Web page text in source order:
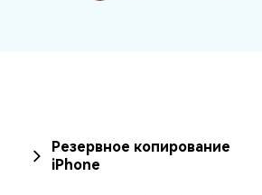
Резервное копирование
iPhone